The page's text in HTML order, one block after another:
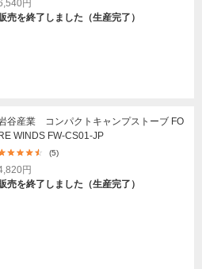
円
売を終了しました（生産完了）
谷産業 コンパクトキャンプストーブ FO
RE WINDS FW-CS01-JP
(5)
円
売を終了しました（生産完了）